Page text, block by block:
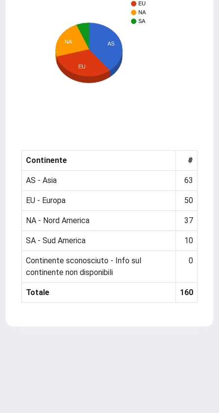
EU
NA
SA
AS
NA
EU
Continente #
AS - Asia 63
EU - Europa 50
NA - Nord America 37
SA - Sud America 10
Continente sconosciuto - Info sul
continente non disponibili
0
Totale 160